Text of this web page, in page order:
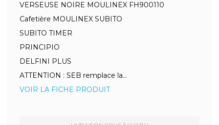
VERSEUSE NOIRE MOULINEX FH900110
Cafetière MOULINEX SUBITO
SUBITO TIMER
PRINCIPIO
DELFINI PLUS
ATTENTION : SEB remplace la...
VOIR LA FICHE PRODUIT